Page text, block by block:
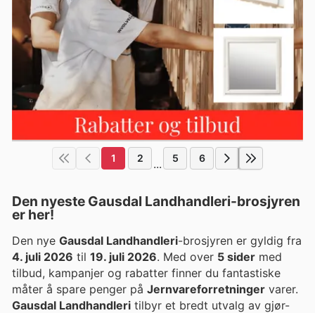
1 2 ... 5 6
Den nyeste Gausdal Landhandleri-brosjyren
er her!
Den nye Gausdal Landhandleri-brosjyren er gyldig fra
4. juli 2026 til 19. juli 2026. Med over 5 sider med
tilbud, kampanjer og rabatter finner du fantastiske
måter å spare penger på Jernvareforretninger varer.
Gausdal Landhandleri tilbyr et bredt utvalg av gjør-